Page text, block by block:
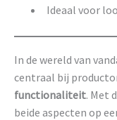
Ideaal voor
In de wereld van
centraal bij
functionaliteit. Met
beide aspecten op